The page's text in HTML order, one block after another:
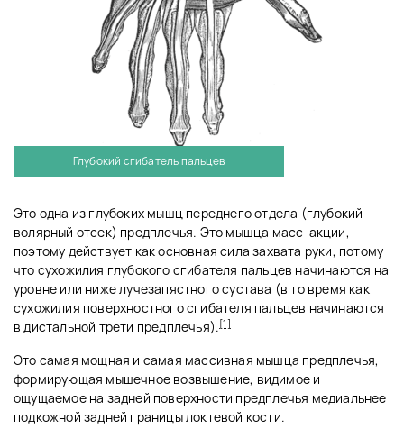
Глубокий сгибатель пальцев
Это одна из глубоких мышц переднего отдела (глубокий
волярный отсек) предплечья. Это мышца масс-акции,
поэтому действует как основная сила захвата руки, потому
что сухожилия глубокого сгибателя пальцев начинаются на
уровне или ниже лучезапястного сустава (в то время как
сухожилия поверхностного сгибателя пальцев начинаются
в дистальной трети предплечья).[1]
Это самая мощная и самая массивная мышца предплечья,
формирующая мышечное возвышение, видимое и
ощущаемое на задней поверхности предплечья медиальнее
подкожной задней границы локтевой кости.